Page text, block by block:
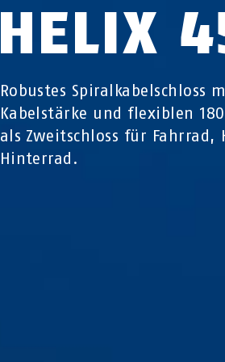
HELIX
Robustes Spiralkabelschloss
Kabelstärke und flexiblen
als Zweitschloss für Fahrrad,
Hinterrad.